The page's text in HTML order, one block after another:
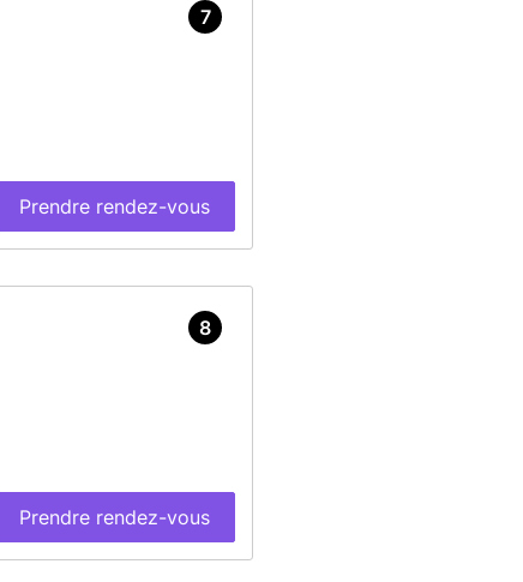
Prendre rendez-vous
7
Prendre rendez-vous
8